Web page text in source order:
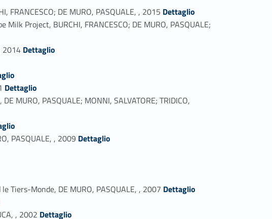
DE MURO, PASQUALE, , 2015 Link identifier #identifier_person_178332-10
Dettaglio
Project, BURCHI, FRANCESCO; DE MURO, PASQUALE;
2014 Link identifier #identifier_person_65282-12
Dettaglio
Link identifier #identifier_person_176626-15
Dettaglio
MURO, PASQUALE; MONNI, SALVATORE; TRIDICO,
PASQUALE, , 2009 Link identifier #identifier_person_13614-18
Dettaglio
Monde, DE MURO, PASQUALE, , 2007 Link identifier #identifier_person_136854-22
Dettaglio
, 2002 Link identifier #identifier_person_76937-24
Dettaglio